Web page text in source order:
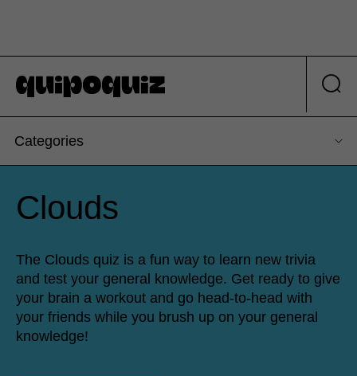
Categories
Clouds
The Clouds quiz is a fun way to learn new trivia
and test your general knowledge. Get ready to give
your brain a workout and go head-to-head with
your friends while you brush up on your general
knowledge!